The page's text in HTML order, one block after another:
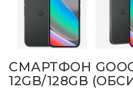
СМАРТФОН
12GB/128GB